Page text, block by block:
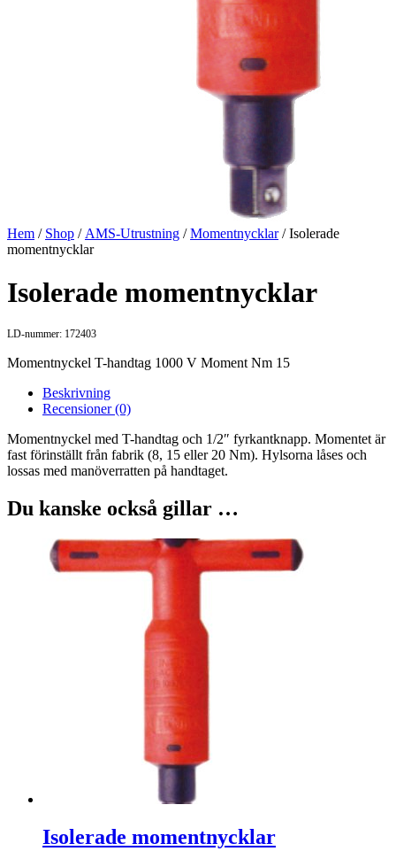
Hem / Shop / AMS-Utrustning /Momentnycklar/ Isolerade
momentnycklar
Isolerade momentnycklar
LD-nummer: 172403
Momentnyckel T-handtag 1000 V Moment Nm 15
Beskrivning
Recensioner (0)
Momentnyckel med T-handtag och 1/2″ fyrkantknapp. Momentet är
fast förinställt från fabrik (8, 15 eller 20 Nm). Hylsorna låses och
lossas med manöverratten på handtaget.
Du kanske också gillar …
Isolerade momentnycklar